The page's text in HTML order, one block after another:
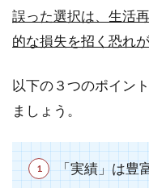
誤った選択は、生活
的な損失を招く恐れが
以下の３つのポイン
ましょう。
「実績」は豊